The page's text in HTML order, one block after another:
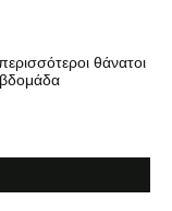
θάνατοι